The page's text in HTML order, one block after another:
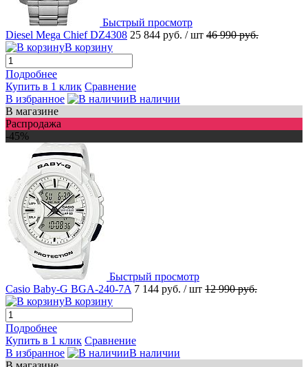
Быстрый просмотр
Diesel Mega Chief DZ4308 25 844 руб. / шт 46 990 руб.
В корзину
Подробнее
Купить в 1 клик Сравнение
В избранное
В наличии
В магазине
Распродажа
-45%
Быстрый просмотр
Casio Baby-G BGA-240-7A 7 144 руб. / шт 12 990 руб.
В корзину
Подробнее
Купить в 1 клик Сравнение
В избранное
В наличии